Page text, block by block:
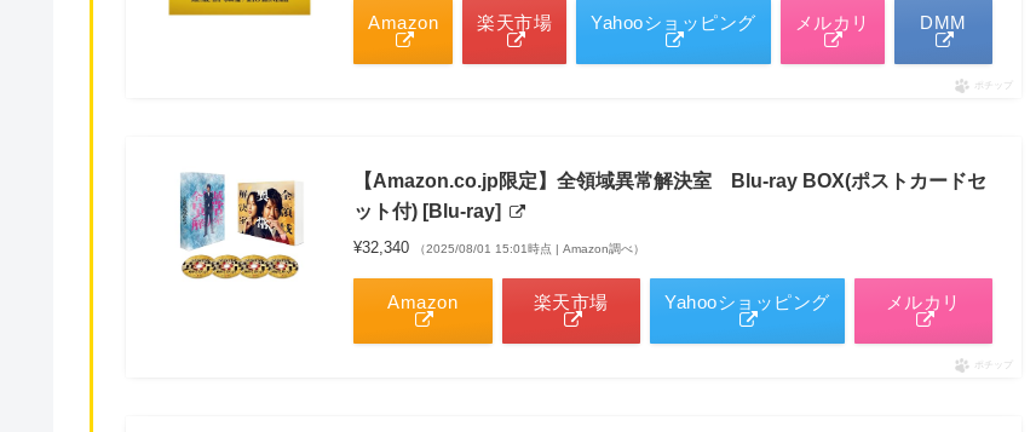
Amazon 楽天市場 Yahooショッピング メルカリ DMM
ポチップ
【Amazon.co.jp限定】全領域異常解決室 Blu-ray BOX(ポストカードセ
ット付) [Blu-ray]
¥32,340 （2025/08/01 15:01時点 | Amazon調べ）
Amazon 楽天市場 Yahooショッピング メルカリ
ポチップ